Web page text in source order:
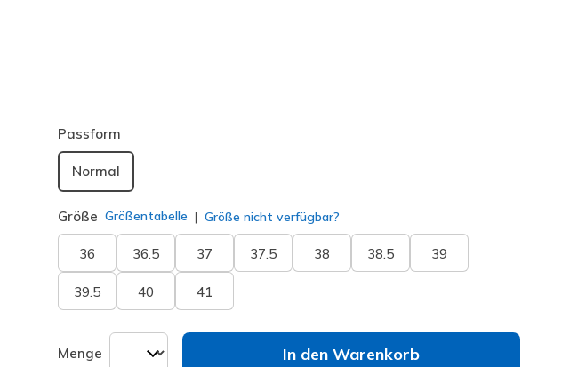
Passform
Normal
Größe Größentabelle Größe nicht verfügbar?
36 36.5 37 37.5 38 38.5 39
39.5 40 41
Menge In den Warenkorb